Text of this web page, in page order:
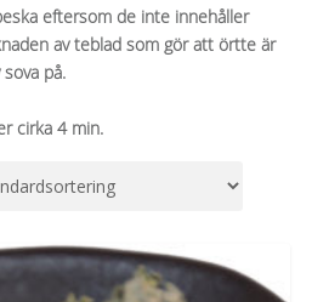
eftersom de inte innehåller
av teblad som gör att örtte är
på.
cirka 4 min.